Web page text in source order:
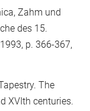
Zahm und
des 15.
p. 366-367,
The
XVIth centuries.